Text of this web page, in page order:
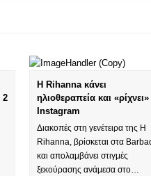
2
H Rihanna κάνει
ηλιοθεραπεία και
Instagram
Διακοπές στη γενέτειρα της H
Rihanna, βρίσκεται στα
και απολαμβάνει στιγμές
ξεκούρασης ανάμεσα στο…